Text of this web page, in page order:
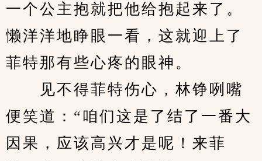
一个公主抱就把他给抱起来了。
懒洋洋地睁眼一看，这就迎上了
菲特那有些心疼的眼神。
见不得菲特伤心，林铮咧嘴
便笑道：“咱们这是了结了一番大
因果，应该高兴才是呢！来菲